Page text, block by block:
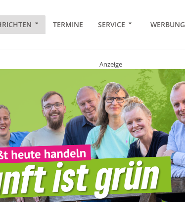
TERMINE SERVICE WERBUNG
Anzeige